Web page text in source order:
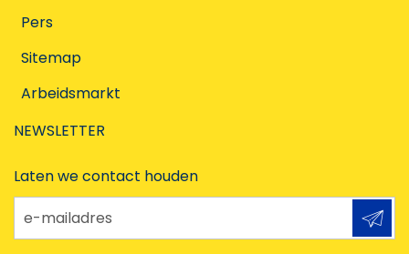
Pers
Sitemap
Arbeidsmarkt
NEWSLETTER
Laten we contact houden
e-mailadres